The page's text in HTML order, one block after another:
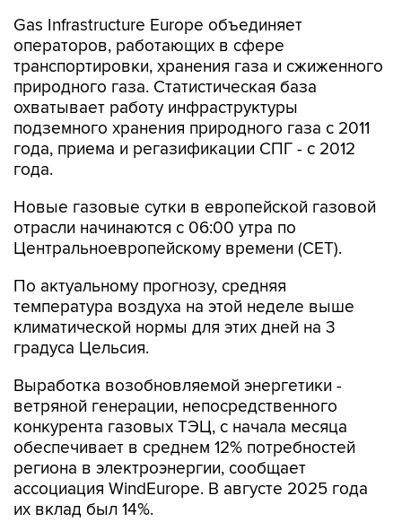
Gas Infrastructure Europe объединяет
операторов, работающих в сфере
транспортировки, хранения газа и сжиженного
природного газа. Статистическая база
охватывает работу инфраструктуры
подземного хранения природного газа с 2011
года, приема и регазификации СПГ - с 2012
года.
Новые газовые сутки в европейской газовой
отрасли начинаются c 06:00 утра по
Центральноевропейскому времени (CET).
По актуальному прогнозу, средняя
температура воздуха на этой неделе выше
климатической нормы для этих дней на 3
градуса Цельсия.
Выработка возобновляемой энергетики -
ветряной генерации, непосредственного
конкурента газовых ТЭЦ, с начала месяца
обеспечивает в среднем 12% потребностей
региона в электроэнергии, сообщает
ассоциация WindEurope. В августе 2025 года
их вклад был 14%.